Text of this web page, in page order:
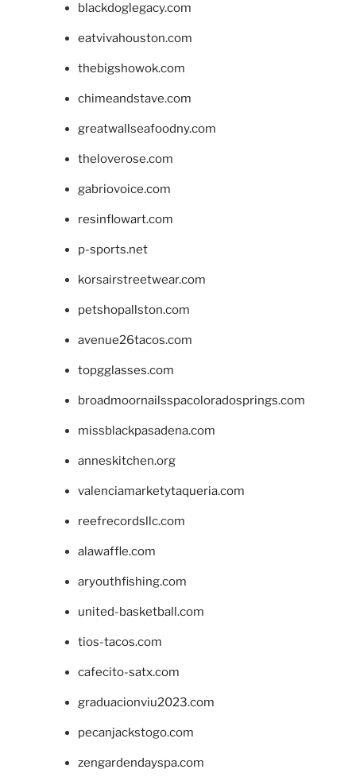
blackdoglegacy.com
eatvivahouston.com
thebigshowok.com
chimeandstave.com
greatwallseafoodny.com
theloverose.com
gabriovoice.com
resinflowart.com
p-sports.net
korsairstreetwear.com
petshopallston.com
avenue26tacos.com
topgglasses.com
broadmoornailsspacoloradosprings.com
missblackpasadena.com
anneskitchen.org
valenciamarketytaqueria.com
reefrecordsllc.com
alawaffle.com
aryouthfishing.com
united-basketball.com
tios-tacos.com
cafecito-satx.com
graduacionviu2023.com
pecanjackstogo.com
zengardendayspa.com